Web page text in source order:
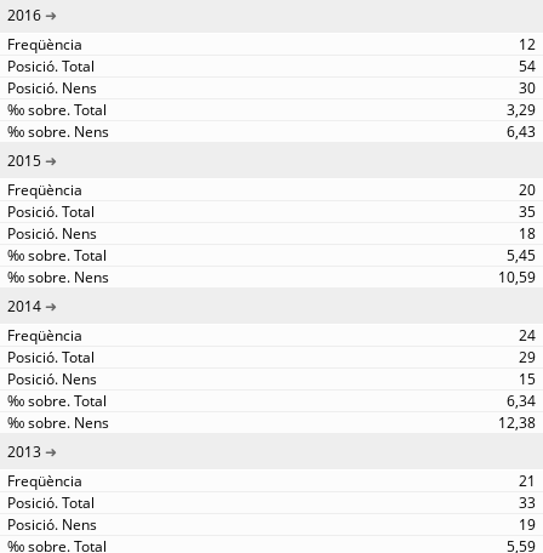
2016
12
54
30
3,29
6,43
2015
20
35
18
5,45
10,59
2014
24
29
15
6,34
12,38
2013
21
33
19
5,59